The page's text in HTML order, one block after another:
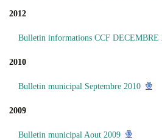
2012
Bulletin informations CCF DECEMBRE
2010
Bulletin municipal Septembre 2010
2009
Bulletin municipal Aout 2009